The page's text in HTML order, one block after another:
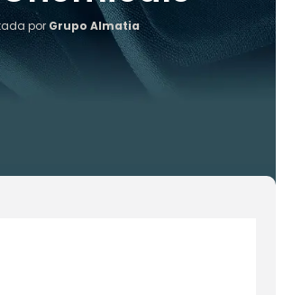
por Grupo Almatia